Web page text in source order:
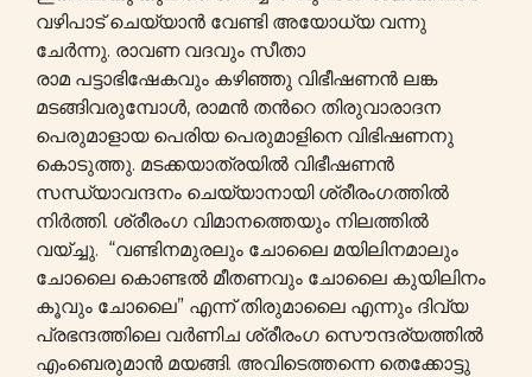
വഴിപാട്‌ ചെയ്യാൻ വേണ്ടി അയോധ്യ വന്നു
ചേർന്നു. രാവണ വദവും സീതാ
രാമ പട്ടാഭിഷേകവും കഴിഞ്ഞു വിഭീഷണൻ ലങ്ക
മടങ്ങിവരുമ്പോൾ, രാമൻ തന്‍റെ തിരുവാരാദന
പെരുമാളായ പെരിയ പെരുമാളിനെ വിഭിഷണനു
കൊടുത്തു. മടക്കയാത്രയിൽ വിഭീഷണൻ
സന്ധ്യാവന്ദനം ചെയ്യാനായി ശ്രീരംഗത്തിൽ
നിർത്തി. ശ്രീരംഗ വിമാനത്തെയും നിലത്തിൽ
വയ്ച്ചു. “വണ്ടിനമുരലും ചോലൈ മയിലിനമാലും
ചോലൈ കൊണ്ടൽ മീതണവും ചോലൈ കുയിലിനം
കൂവും ചോലൈ” എന്ന് തിരുമാലൈ എന്നും ദിവ്യ
പ്രഭന്ദത്തിലെ വർണിച ശ്രീരംഗ സൌന്ദര്യത്തിൽ
എംബെരുമാൻ മയങ്ങി. അവിടെത്തന്നെ തെക്കോട്ടു